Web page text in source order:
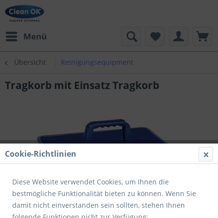
Menü
Übersicht Reinigungsequipment
Tragkorb mit Einsatz Tragkorb
Cookie-Richtlinien
Diese Website verwendet Cookies, um Ihnen die
bestmögliche Funktionalität bieten zu können. Wenn Sie
damit nicht einverstanden sein sollten, stehen Ihnen